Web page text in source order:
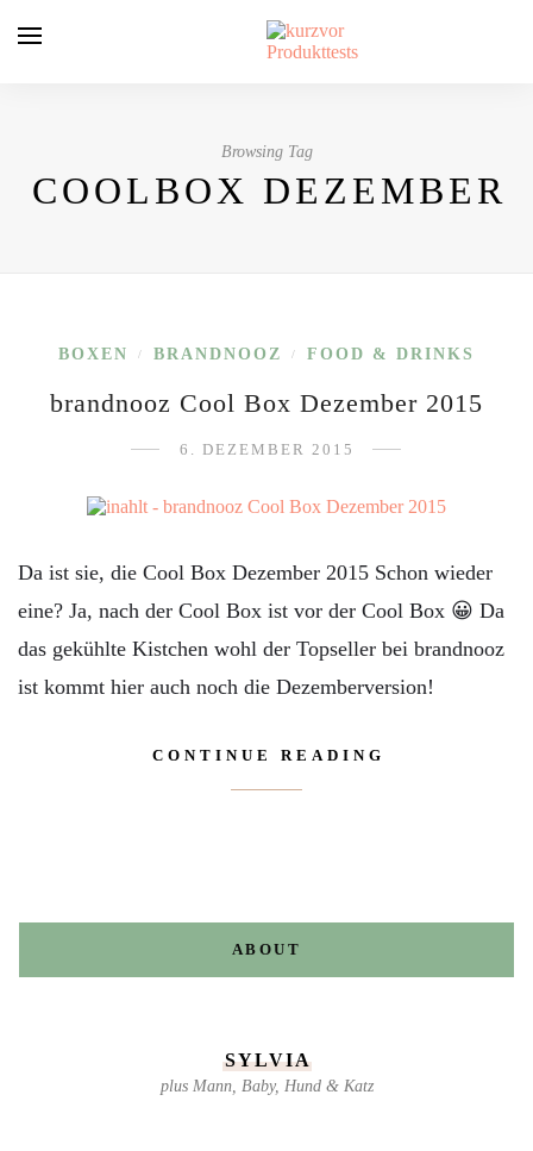
Browsing Tag
COOLBOX DEZEMBER
BOXEN / BRANDNOOZ / FOOD & DRINKS
brandnooz Cool Box Dezember 2015
6. DEZEMBER 2015
Da ist sie, die Cool Box Dezember 2015 Schon wieder
eine? Ja, nach der Cool Box ist vor der Cool Box 😀 Da
das gekühlte Kistchen wohl der Topseller bei brandnooz
ist kommt hier auch noch die Dezemberversion!
CONTINUE READING
ABOUT
SYLVIA
plus Mann, Baby, Hund & Katz